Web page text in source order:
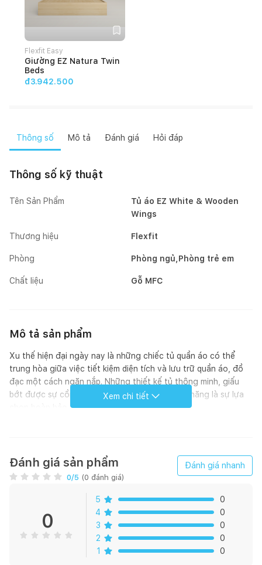
Flexfit Easy
Giường EZ Natura Twin
Beds
đ3.942.500
Thông số Mô tả Đánh giá Hỏi đáp
Thông số kỹ thuật
Tên Sản Phẩm
Tủ áo EZ White & Wooden
Wings
Thương hiệu Flexfit
Phòng Phòng ngủ,Phòng trẻ em
Chất liệu Gỗ MFC
Mô tả sản phẩm
Xu thế hiện đại ngày nay là những chiếc tủ quần áo có thể
trung hòa giữa việc tiết kiệm diện tích và lưu trữ quần áo, đồ
đạc một cách ngăn nắp. Những thiết kế tủ thông minh, giấu
bớt được sự cồng kềnh mà vẫn đảm bảo công năng là sự lựa
trữ và thẩm mỹ). Chi tiết trang trí được các Kiến trúc sư lựa
chọn là màu vân gỗ tự nhiên màu nắng vàng giúp không gian
- Chất liệu:Gỗ MFC từ các thương hiệu lớn như Minh Long, An
Xem chi tiết
Đánh giá sản phẩm
0/5 (0 đánh giá)
Đánh giá nhanh
0
5
0
4
0
3
0
2
0
1
0